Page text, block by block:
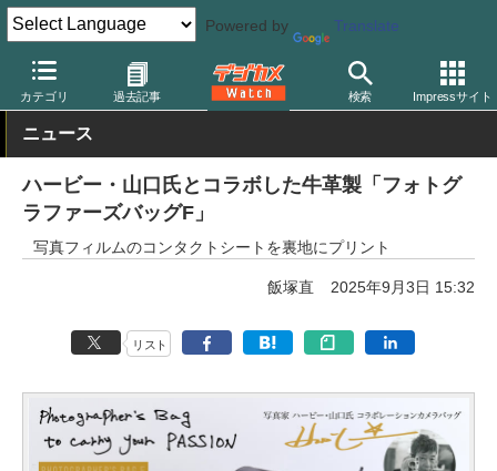
Powered by Translate
カテゴリ 過去記事 検索 Impressサイト
デジカメ Watch 撮影用品 カメラバッグ
ニュース
ハービー・山口氏とコラボした牛革製「フォトグ
ラファーズバッグF」
写真フィルムのコンタクトシートを裏地にプリント
飯塚直 2025年9月3日 15:32
リスト